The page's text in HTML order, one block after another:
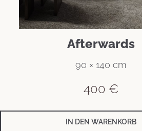
Afterwards
90 × 140 cm
400 €
IN DEN WARENKORB